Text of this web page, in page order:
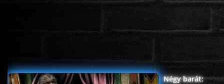
CSALÁDI
Négy barát: